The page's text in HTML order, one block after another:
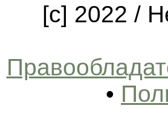
[c] 2022 /
•